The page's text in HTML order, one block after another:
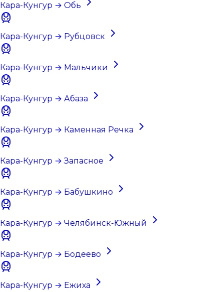
Кара-Кунгур → Обь
Кара-Кунгур → Рубцовск
Кара-Кунгур → Мальчики
Кара-Кунгур → Абаза
Кара-Кунгур → Каменная Речка
Кара-Кунгур → Запасное
Кара-Кунгур → Бабушкино
Кара-Кунгур → Челябинск-Южный
Кара-Кунгур → Бодеево
Кара-Кунгур → Ежиха